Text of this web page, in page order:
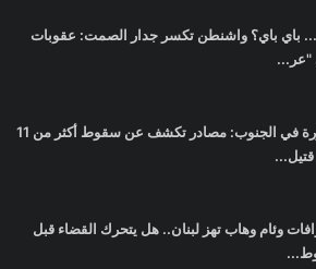
باي باي؟ واشنطن تكسر جدار الصمت: عقوبات
"عر...
مجزرة في الجنوب: مصادر تكشف عن سقوط أكثر من 11
وئام وهاب تهز لبنان.. هل يتحرك القضاء قبل